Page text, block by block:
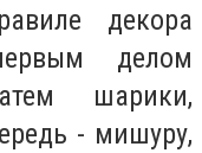
декора
делом
шарики,
- мишуру,